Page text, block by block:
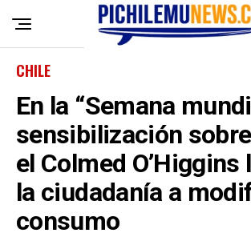
CHILE
En la “Semana
sensibilización
el Colmed O’Higgins
la ciudadanía a
consumo